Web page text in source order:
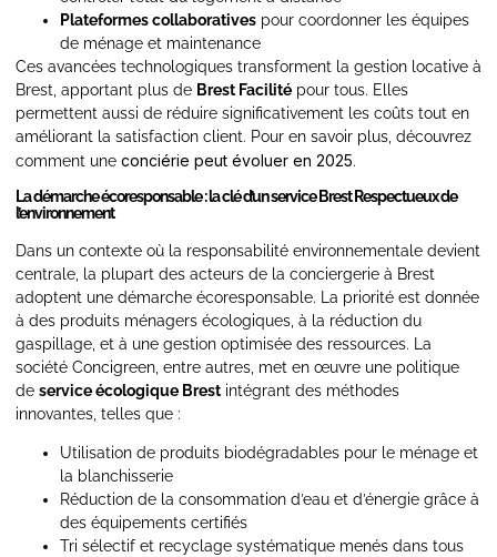
Plateformes collaboratives pour coordonner les équipes
de ménage et maintenance
Ces avancées technologiques transforment la gestion locative à
Brest, apportant plus de Brest Facilité pour tous. Elles
permettent aussi de réduire significativement les coûts tout en
améliorant la satisfaction client. Pour en savoir plus, découvrez
comment une conciérie peut évoluer en 2025.
La démarche écoresponsable : la clé d’un service Brest Respectueux de
l’environnement
Dans un contexte où la responsabilité environnementale devient
centrale, la plupart des acteurs de la conciergerie à Brest
adoptent une démarche écoresponsable. La priorité est donnée
à des produits ménagers écologiques, à la réduction du
gaspillage, et à une gestion optimisée des ressources. La
société Concigreen, entre autres, met en œuvre une politique
de service écologique Brest intégrant des méthodes
innovantes, telles que :
Utilisation de produits biodégradables pour le ménage et
la blanchisserie
Réduction de la consommation d’eau et d’énergie grâce à
des équipements certifiés
Tri sélectif et recyclage systématique menés dans tous